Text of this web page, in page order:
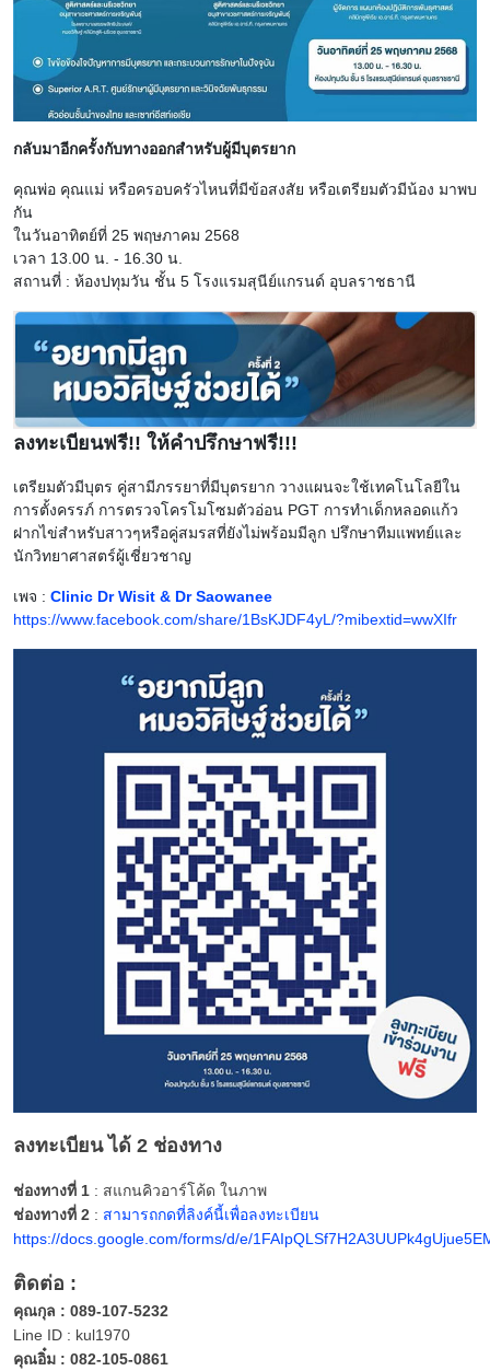
กลับมาอีกครั้งกับทางออกสำหรับผู้มีบุตรยาก
คุณพ่อ คุณแม่ หรือครอบครัวไหนที่มีข้อสงสัย หรือเตรียมตัวมีน้อง มาพบ
กัน
ในวันอาทิตย์ที่ 25 พฤษภาคม 2568
เวลา 13.00 น. - 16.30 น.
สถานที่ : ห้องปทุมวัน ชั้น 5 โรงแรมสุนีย์แกรนด์ อุบลราชธานี
ลงทะเบียนฟรี!! ให้คำปรึกษาฟรี!!!
เตรียมตัวมีบุตร คู่สามีภรรยาที่มีบุตรยาก วางแผนจะใช้เทคโนโลยีใน
การตั้งครรภ์ การตรวจโครโมโซมตัวอ่อน PGT การทำเด็กหลอดแก้ว
ฝากไข่สำหรับสาวๆ​หรือคู่สมรสที่ยังไม่พร้อมมีลูก ปรึกษาทีมแพทย์และ
นักวิทยาศาสตร์ผู้เชี่ยวชาญ
เพจ : Clinic Dr Wisit & Dr Saowanee
https://www.facebook.com/share/1BsKJDF4yL/?mibextid=wwXIfr
ลงทะเบียน ได้ 2 ช่องทาง
ช่องทางที่ 1 : สแกนคิวอาร์โค้ด ในภาพ
ช่องทางที่ 2 : สามารถกดที่ลิงค์นี้เพื่อลงทะเบียน
https://docs.google.com/forms/d/e/
ติดต่อ :
คุณกุล : 089-107-5232
Line ID : kul1970
คุณอิ๋ม : 082-105-0861